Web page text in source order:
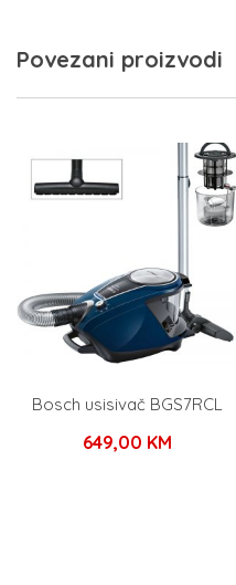
Povezani proizvodi
Bosch usisivač BGS7RCL
649,00 KM